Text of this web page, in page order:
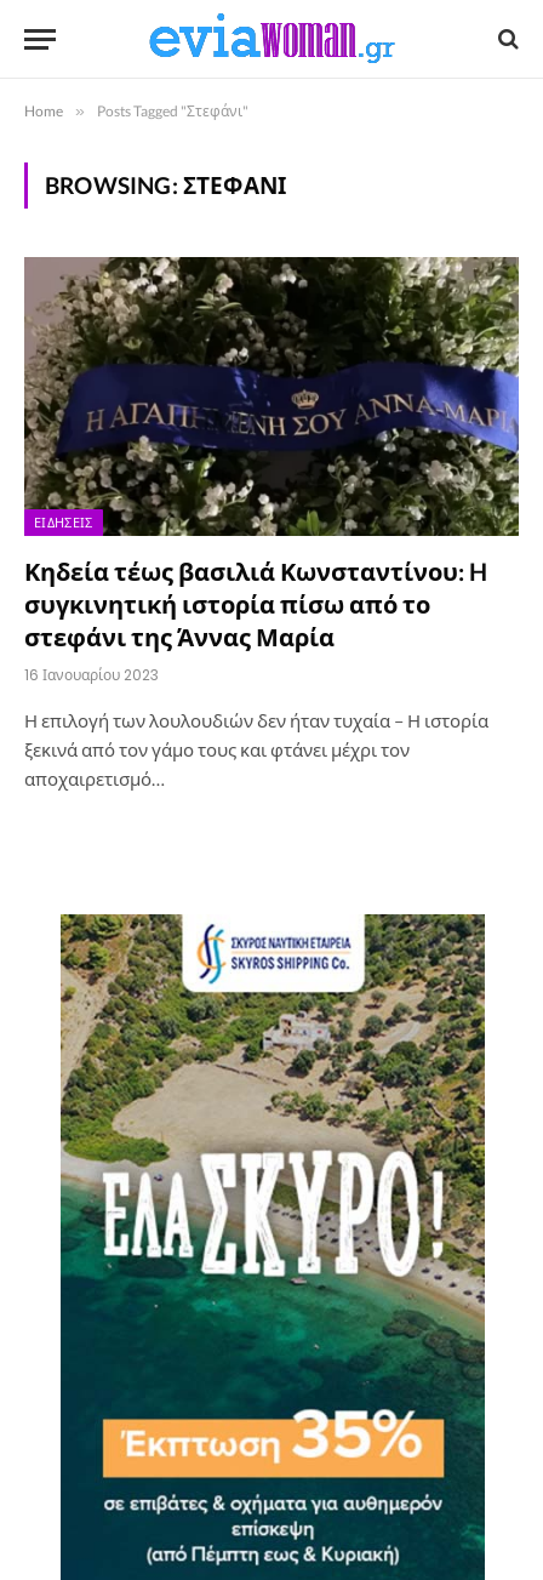
Home » Posts Tagged "Στεφάνι"
BROWSING: ΣΤΕΦΆΝΙ
ΕΙΔΉΣΕΙΣ
Κηδεία τέως βασιλιά Κωνσταντίνου: H
συγκινητική ιστορία πίσω από το
στεφάνι της Άννας Μαρία
16 Ιανουαρίου 2023
Η επιλογή των λουλουδιών δεν ήταν τυχαία – Η ιστορία
ξεκινά από τον γάμο τους και φτάνει μέχρι τον
αποχαιρετισμό…